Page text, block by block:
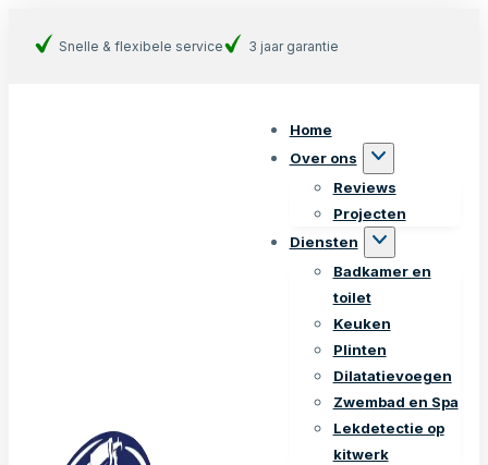
Snelle & flexibele service 3 jaar garantie
Home
Over ons
Reviews
Projecten
Diensten
Badkamer en
toilet
Keuken
Plinten
Dilatatievoegen
Zwembad en Spa
Lekdetectie op
kitwerk